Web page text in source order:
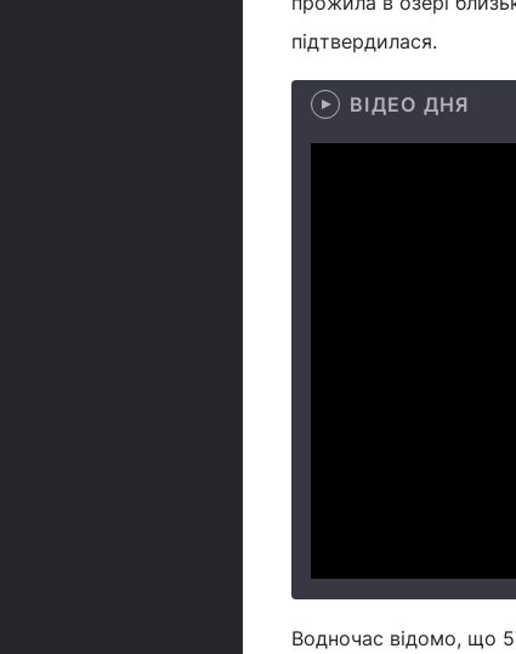
підтвердилася.
ВІДЕО ДНЯ
Водночас відомо, що